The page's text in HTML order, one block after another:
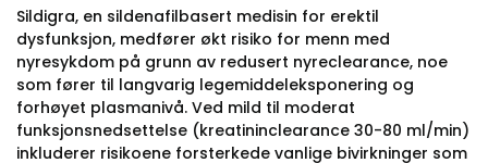
Sildigra, en sildenafilbasert medisin for erektil
dysfunksjon, medfører økt risiko for menn med
nyresykdom på grunn av redusert nyreclearance, noe
som fører til langvarig legemiddeleksponering og
forhøyet plasmanivå. Ved mild til moderat
funksjonsnedsettelse (kreatininclearance 30-80 ml/min)
inkluderer risikoene forsterkede vanlige bivirkninger som